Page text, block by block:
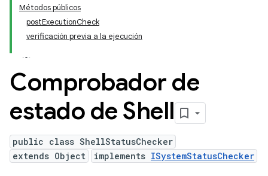
Métodos públicos
postExecutionCheck
verificación previa a la ejecución
Comprobador de
estado de Shell
public class ShellStatusChecker
extends Object
implements ISystemStatusChecker